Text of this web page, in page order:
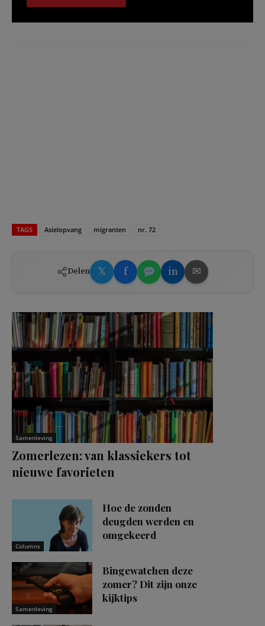
TAGS Asielopvang migranten nr. 72
Delen 𝕏 f in ✉
Samenleving
Zomerlezen: van klassiekers tot
nieuwe favorieten
Columns
Hoe de zonden
deugden werden en
omgekeerd
Samenleving
Bingewatchen deze
zomer? Dit zijn onze
kijktips